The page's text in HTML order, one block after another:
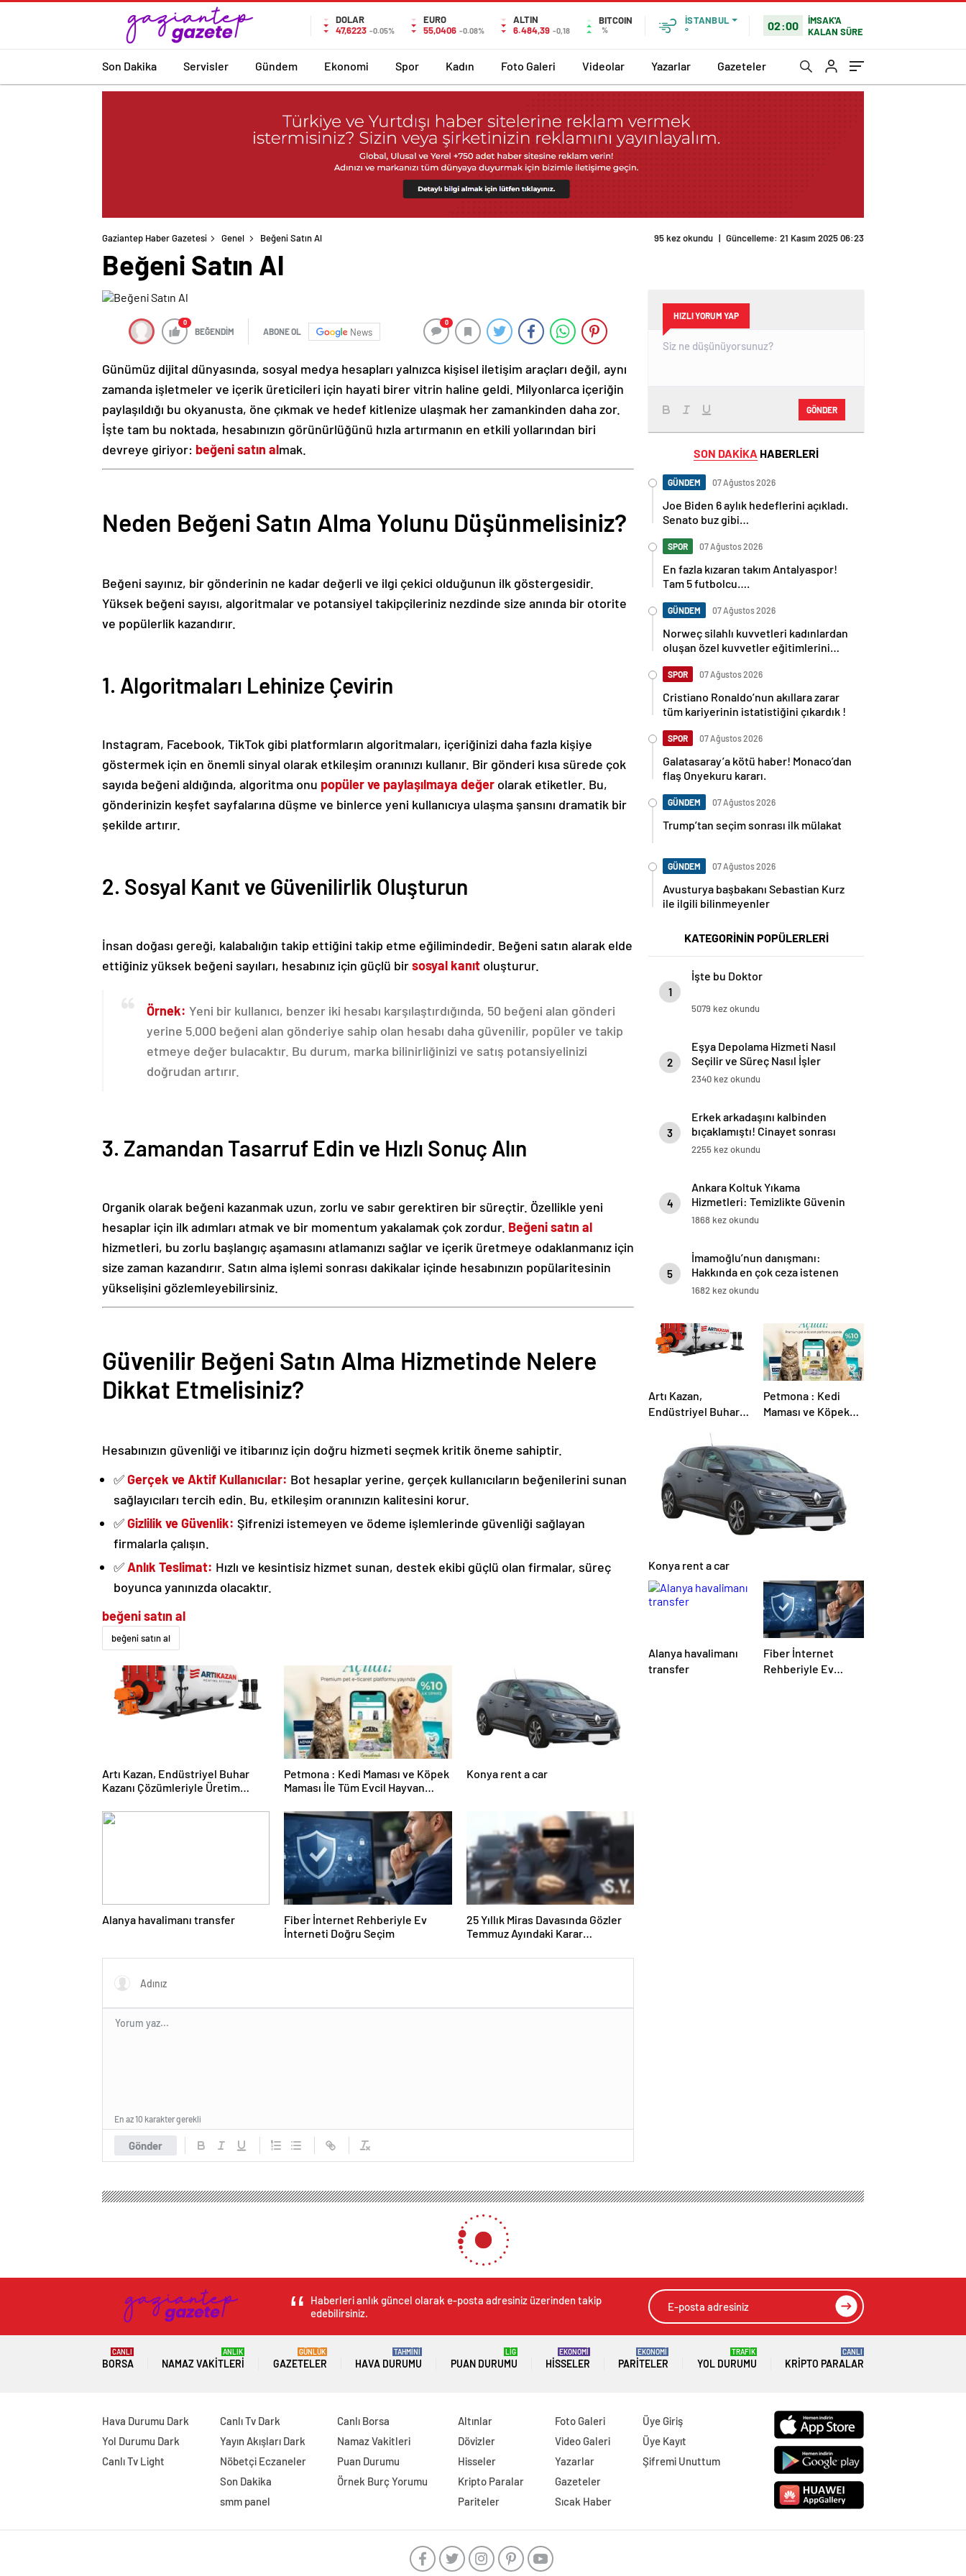
DOLAR
47,6223 -0.05%
EURO
55,0406 -0.08%
ALTIN
6.484,39 -0,18
BITCOIN
%
İSTANBUL
°
02:00
İMSAK'A
KALAN SÜRE
Son Dakika Servisler Gündem Ekonomi Spor Kadın Foto Galeri Videolar Yazarlar Gazeteler
Gaziantep Haber Gazetesi Genel Beğeni Satın Al 95 kez okundu | Güncelleme: 21 Kasım 2025 06:23
Beğeni Satın Al
0
BEĞENDİM ABONE OL News
0
Günümüz dijital dünyasında, sosyal medya hesapları yalnızca kişisel iletişim araçları değil, aynı
zamanda işletmeler ve içerik üreticileri için hayati birer vitrin haline geldi. Milyonlarca içeriğin
paylaşıldığı bu okyanusta, öne çıkmak ve hedef kitlenize ulaşmak her zamankinden daha zor.
İşte tam bu noktada, hesabınızın görünürlüğünü hızla artırmanın en etkili yollarından biri
devreye giriyor: beğeni satın almak.
Neden Beğeni Satın Alma Yolunu Düşünmelisiniz?
Beğeni sayınız, bir gönderinin ne kadar değerli ve ilgi çekici olduğunun ilk göstergesidir.
Yüksek beğeni sayısı, algoritmalar ve potansiyel takipçileriniz nezdinde size anında bir otorite
ve popülerlik kazandırır.
1. Algoritmaları Lehinize Çevirin
Instagram, Facebook, TikTok gibi platformların algoritmaları, içeriğinizi daha fazla kişiye
göstermek için en önemli sinyal olarak etkileşim oranınızı kullanır. Bir gönderi kısa sürede çok
sayıda beğeni aldığında, algoritma onu popüler ve paylaşılmaya değer olarak etiketler. Bu,
gönderinizin keşfet sayfalarına düşme ve binlerce yeni kullanıcıya ulaşma şansını dramatik bir
şekilde artırır.
2. Sosyal Kanıt ve Güvenilirlik Oluşturun
İnsan doğası gereği, kalabalığın takip ettiğini takip etme eğilimindedir. Beğeni satın alarak elde
ettiğiniz yüksek beğeni sayıları, hesabınız için güçlü birsosyal kanıt oluşturur.
Örnek: Yeni bir kullanıcı, benzer iki hesabı karşılaştırdığında, 50 beğeni alan gönderi
yerine 5.000 beğeni alan gönderiye sahip olan hesabı daha güvenilir, popüler ve takip
etmeye değer bulacaktır. Bu durum, marka bilinirliğinizi ve satış potansiyelinizi
doğrudan artırır.
3. Zamandan Tasarruf Edin ve Hızlı Sonuç Alın
Organik olarak beğeni kazanmak uzun, zorlu ve sabır gerektiren bir süreçtir. Özellikle yeni
hesaplar için ilk adımları atmak ve bir momentum yakalamak çok zordur. Beğeni satın al
hizmetleri, bu zorlu başlangıç aşamasını atlamanızı sağlar ve içerik üretmeye odaklanmanız için
size zaman kazandırır. Satın alma işlemi sonrası dakikalar içinde hesabınızın popülaritesinin
yükselişini gözlemleyebilirsiniz.
Güvenilir Beğeni Satın Alma Hizmetinde Nelere
Dikkat Etmelisiniz?
Hesabınızın güvenliği ve itibarınız için doğru hizmeti seçmek kritik öneme sahiptir.
✅Gerçek ve Aktif Kullanıcılar: Bot hesaplar yerine, gerçek kullanıcıların beğenilerini sunan
sağlayıcıları tercih edin. Bu, etkileşim oranınızın kalitesini korur.
✅Gizlilik ve Güvenlik: Şifrenizi istemeyen ve ödeme işlemlerinde güvenliği sağlayan
firmalarla çalışın.
✅Anlık Teslimat: Hızlı ve kesintisiz hizmet sunan, destek ekibi güçlü olan firmalar, süreç
boyunca yanınızda olacaktır.
beğeni satın al
beğeni satın al
Artı Kazan, Endüstriyel Buhar
Kazanı Çözümleriyle Üretim
Sunuyor
Petmona : Kedi Maması ve Köpek
Maması İle Tüm Evcil Hayvan
Konya rent a car
Alanya havalimanı transfer
Fiber İnternet Rehberiyle Ev
İnterneti Doğru Seçim
25 Yıllık Miras Davasında Gözler
Temmuz Ayındaki Karar
Gönder
En az 10 karakter gerekli
HIZLI YORUM YAP
GÖNDER
SON DAKİKA HABERLERİ
GÜNDEM 07 Ağustos 2026
Joe Biden 6 aylık hedeflerini açıkladı.
Senato buz gibi…
SPOR 07 Ağustos 2026
En fazla kızaran takım Antalyaspor!
Tam 5 futbolcu….
GÜNDEM 07 Ağustos 2026
Norweç silahlı kuvvetleri kadınlardan
oluşan özel kuvvetler eğitimlerini
SPOR 07 Ağustos 2026
Cristiano Ronaldo’nun akıllara zarar
tüm kariyerinin istatistiğini çıkardık !
SPOR 07 Ağustos 2026
Galatasaray’a kötü haber! Monaco’dan
flaş Onyekuru kararı.
GÜNDEM 07 Ağustos 2026
Trump’tan seçim sonrası ilk mülakat
GÜNDEM 07 Ağustos 2026
Avusturya başbakanı Sebastian Kurz
ile ilgili bilinmeyenler
KATEGORİNİN POPÜLERLERİ
1
İşte bu Doktor
5079 kez okundu
2
Eşya Depolama Hizmeti Nasıl
Seçilir ve Süreç Nasıl İşler
2340 kez okundu
3
Erkek arkadaşını kalbinden
bıçaklamıştı! Cinayet sonrası
mesajlar ortaya çıktı:
2255 kez okundu
4
Ankara Koltuk Yıkama
Hizmetleri: Temizlikte Güvenin
Adresi
1868 kez okundu
5
İmamoğlu’nun danışmanı:
Hakkında en çok ceza istenen
belediye başkanı İmamoğlu
1682 kez okundu
Artı Kazan,
Endüstriyel Buhar
Çözümleriyle
Üretim Tesislerine
Verimli Sistemler
Sunuyor
Petmona : Kedi
Maması ve Köpek
Ürünleri
Konya rent a car
Alanya havalimanı
transfer
Fiber İnternet
Rehberiyle Ev
Haberleri anlık güncel olarak e-posta adresiniz üzerinden takip
edebilirsiniz.
BORSA
CANLI
NAMAZ VAKITLERI
ANLIK
GAZETELER
GÜNLÜK
HAVA DURUMU
TAHMİNİ
PUAN DURUMU
LİG
HISSELER
EKONOMİ
PARITELER
EKONOMİ
YOL DURUMU
TRAFİK
KRIPTO PARALAR
CANLI
Hava Durumu Dark
Yol Durumu Dark
Canlı Tv Light
Canlı Tv Dark
Yayın Akışları Dark
Nöbetçi Eczaneler
Son Dakika
smm panel
Canlı Borsa
Namaz Vakitleri
Puan Durumu
Örnek Burç Yorumu
Altınlar
Dövizler
Hisseler
Kripto Paralar
Pariteler
Foto Galeri
Video Galeri
Yazarlar
Gazeteler
Sıcak Haber
Üye Giriş
Üye Kayıt
Şifremi Unuttum